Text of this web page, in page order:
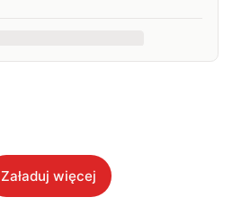
Załaduj więcej